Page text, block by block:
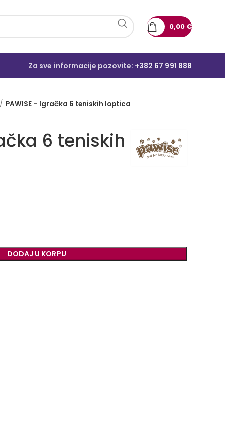
0,00 €
Za sve informacije pozovite: +382 67 991 888
PAWISE – Igračka 6 teniskih loptica
6 teniskih
DODAJ U KORPU